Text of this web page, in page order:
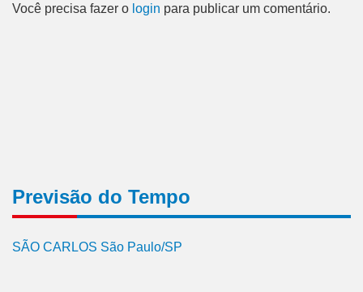
Você precisa fazer o login para publicar um comentário.
Previsão do Tempo
SÃO CARLOS São Paulo/SP